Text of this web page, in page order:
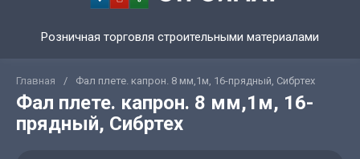
Розничная торговля строительными материалами
Главная / Фал плете. капрон. 8 мм,1м, 16-прядный, Сибртех
Фал плете. капрон. 8 мм,1м, 16-
прядный, Сибртех